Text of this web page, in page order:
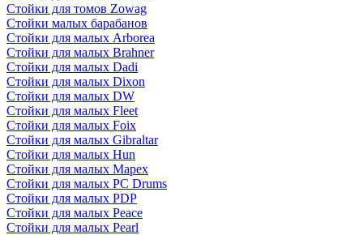
Стойки для томов Zowag
Стойки малых барабанов
Стойки для малых Arborea
Стойки для малых Brahner
Стойки для малых Dadi
Стойки для малых Dixon
Стойки для малых DW
Стойки для малых Fleet
Стойки для малых Foix
Стойки для малых Gibraltar
Стойки для малых Hun
Стойки для малых Mapex
Стойки для малых PC Drums
Стойки для малых PDP
Стойки для малых Peace
Стойки для малых Pearl